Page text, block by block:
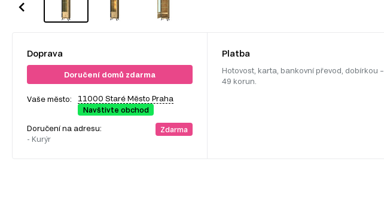
Doprava
Doručení domů zdarma
Vaše město:
11000 Staré Město Praha
Navštivte obchod
Doručení na adresu:
- Kurýr
Zdarma
Platba
Hotovost, karta, bankovní převod, dobírkou –
49 korun.